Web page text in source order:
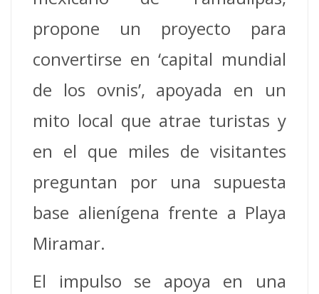
propone un proyecto para
convertirse en ‘capital mundial
de los ovnis’, apoyada en un
mito local que atrae turistas y
en el que miles de visitantes
preguntan por una supuesta
base alienígena frente a Playa
Miramar.
El impulso se apoya en una